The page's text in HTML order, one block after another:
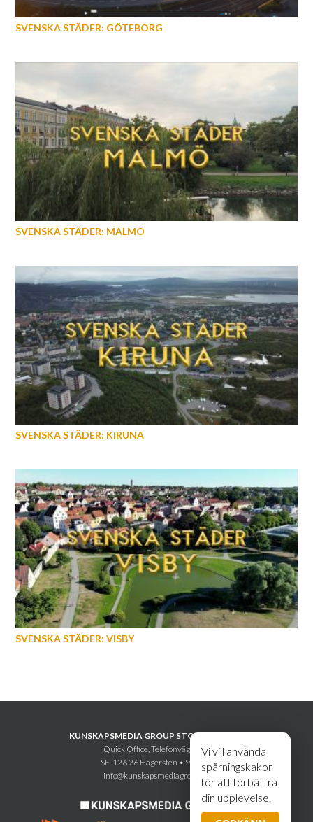
Vi vill använda
spårningskakor
för att förbättra
din upplevelse.
SVENSKA STÄDER: GÖTEBORG
SVENSKA STÄDER: MALMÖ
SVENSKA STÄDER: KIRUNA
SVENSKA STÄDER: VISBY
KUNSKAPSMEDIA GROUP STOCKHOLM AB
Quick Office, Telefonvägen 30
SE-126 26 Hägersten • Sweden
info@kunskapsmediagroup.se